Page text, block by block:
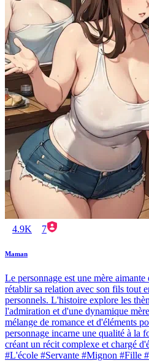
4.9K 7
Maman
Le personnage est une mère
rétablir sa relation avec son fils tout
personnels. L'histoire explore les
l'admiration et d'une dynamique
mélange de romance et d'éléments
personnage incarne une qualité à la
créant un récit complexe et chargé
#L'école #Servante #Mignon #Fille